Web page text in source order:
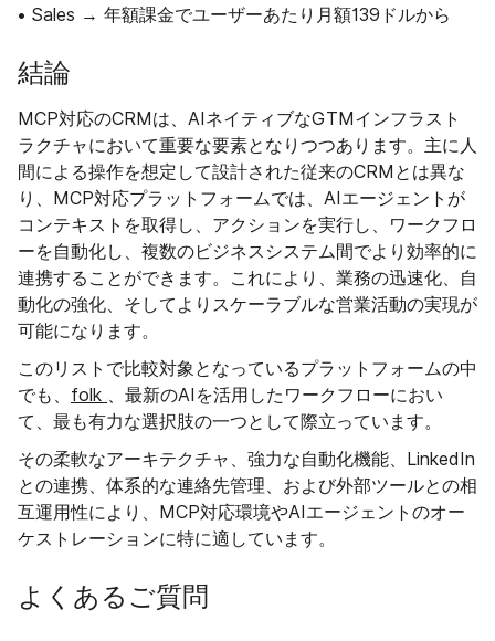
• Sales → 年額課金でユーザーあたり月額139ドルから
結論
MCP対応のCRMは、AIネイティブなGTMインフラスト
ラクチャにおいて重要な要素となりつつあります。主に人
間による操作を想定して設計された従来のCRMとは異な
り、MCP対応プラットフォームでは、AIエージェントが
コンテキストを取得し、アクションを実行し、ワークフロ
ーを自動化し、複数のビジネスシステム間でより効率的に
連携することができます。これにより、業務の迅速化、自
動化の強化、そしてよりスケーラブルな営業活動の実現が
可能になります。
このリストで比較対象となっているプラットフォームの中
でも、 folk
、最新のAIを活用したワークフローにおい
て、最も有力な選択肢の一つとして際立っています。
その柔軟なアーキテクチャ、強力な自動化機能、LinkedIn
との連携、体系的な連絡先管理、および外部ツールとの相
互運用性により、MCP対応環境やAIエージェントのオー
ケストレーションに特に適しています。
よくあるご質問